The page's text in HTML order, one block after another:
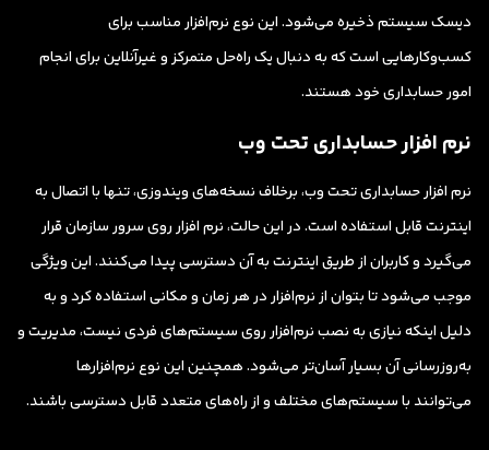
دیسک سیستم ذخیره می‌شود. این نوع نرم‌افزار مناسب برای
کسب‌وکارهایی است که به دنبال یک راه‌حل متمرکز و غیرآنلاین برای انجام
امور حسابداری خود هستند.
نرم افزار حسابداری تحت وب
نرم افزار حسابداری تحت وب، برخلاف نسخه‌های ویندوزی، تنها با اتصال به
اینترنت قابل استفاده است. در این حالت، نرم افزار روی سرور سازمان قرار
می‌گیرد و کاربران از طریق اینترنت به آن دسترسی پیدا می‌کنند. این ویژگی
موجب می‌شود تا بتوان از نرم‌افزار در هر زمان و مکانی استفاده کرد و به
دلیل اینکه نیازی به نصب نرم‌افزار روی سیستم‌های فردی نیست، مدیریت و
به‌روزرسانی آن بسیار آسان‌تر می‌شود. همچنین این نوع نرم‌افزارها
می‌توانند با سیستم‌های مختلف و از راه‌های متعدد قابل دسترسی باشند.